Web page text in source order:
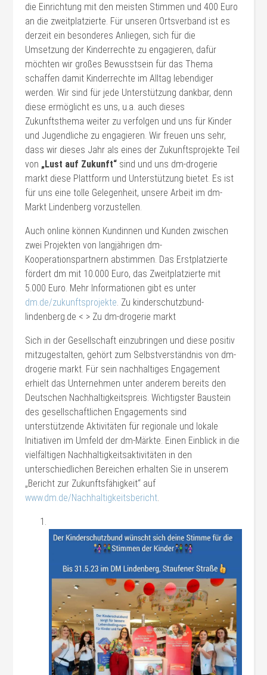
die Einrichtung mit den meisten Stimmen und 400 Euro
an die zweitplatzierte. Für unseren Ortsverband ist es
derzeit ein besonderes Anliegen, sich für die
Umsetzung der Kinderrechte zu engagieren, dafür
möchten wir großes Bewusstsein für das Thema
schaffen damit Kinderrechte im Alltag lebendiger
werden. Wir sind für jede Unterstützung dankbar, denn
diese ermöglicht es uns, u.a. auch dieses
Zukunftsthema weiter zu verfolgen und uns für Kinder
und Jugendliche zu engagieren. Wir freuen uns sehr,
dass wir dieses Jahr als eines der Zukunftsprojekte Teil
von „Lust auf Zukunft“ sind und uns dm-drogerie
markt diese Plattform und Unterstützung bietet. Es ist
für uns eine tolle Gelegenheit, unsere Arbeit im dm-
Markt Lindenberg vorzustellen.
Auch online können Kundinnen und Kunden zwischen
zwei Projekten von langjährigen dm-
Kooperationspartnern abstimmen. Das Erstplatzierte
fördert dm mit 10.000 Euro, das Zweitplatzierte mit
5.000 Euro. Mehr Informationen gibt es unter
dm.de/zukunftsprojekte. Zu kinderschutzbund-
lindenberg.de < > Zu dm-drogerie markt
Sich in der Gesellschaft einzubringen und diese positiv
mitzugestalten, gehört zum Selbstverständnis von dm-
drogerie markt. Für sein nachhaltiges Engagement
erhielt das Unternehmen unter anderem bereits den
Deutschen Nachhaltigkeitspreis. Wichtigster Baustein
des gesellschaftlichen Engagements sind
unterstützende Aktivitäten für regionale und lokale
Initiativen im Umfeld der dm-Märkte. Einen Einblick in die
vielfältigen Nachhaltigkeitsaktivitäten in den
unterschiedlichen Bereichen erhalten Sie in unserem
„Bericht zur Zukunftsfähigkeit“ auf
www.dm.de/Nachhaltigkeitsbericht.